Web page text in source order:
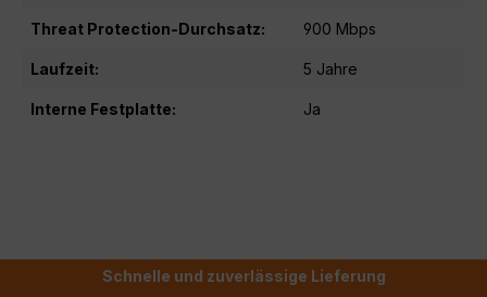
Threat Protection-Durchsatz: 900 Mbps
Laufzeit: 5 Jahre
Interne Festplatte: Ja
Schnelle und zuverlässige Lieferung